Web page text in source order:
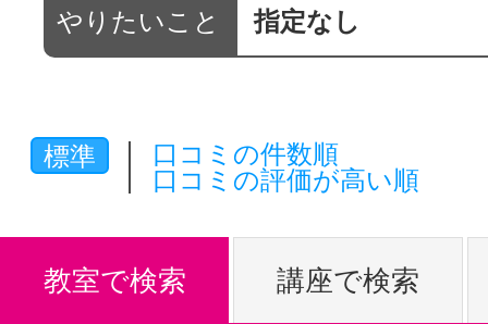
通信講座を
体験レッス
やりたいこ
やりたいこと 指定なし
標準
口コミの件数順
口コミの評価が高い順
教室で検索 講座で検索